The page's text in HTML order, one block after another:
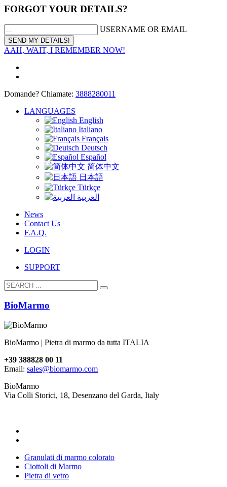
FORGOT YOUR DETAILS?
USERNAME OR EMAIL
AAH, WAIT, I REMEMBER NOW!
Domande? Chiamate: 3888280011
LANGUAGES
English
Italiano
Français
Deutsch
Español
简体中文
日本語
Türkçe
العربية
News
Contact Us
F.A.Q.
LOGIN
SUPPORT
BioMarmo
BioMarmo | Pietra di marmo da tutta ITALIA
+39 388828 00 11
Email: sales@biomarmo.com
BioMarmo
Via Colli Storici, 18, Desenzano del Garda, Italy
Granulati di marmo colorato
Ciottoli di Marmo
Pietra di vetro